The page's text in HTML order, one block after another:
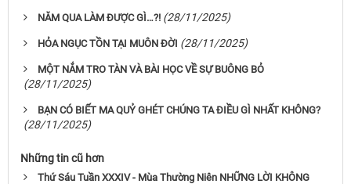
NĂM QUA LÀM ĐƯỢC GÌ…?! (28/11/2025)
HỎA NGỤC TỒN TẠI MUÔN ĐỜI (28/11/2025)
MỘT NẮM TRO TÀN VÀ BÀI HỌC VỀ SỰ BUÔNG BỎ
(28/11/2025)
BẠN CÓ BIẾT MA QUỶ GHÉT CHÚNG TA ĐIỀU GÌ NHẤT KHÔNG?
(28/11/2025)
Những tin cũ hơn
Thứ Sáu Tuần XXXIV - Mùa Thường Niên NHỮNG LỜI KHÔNG